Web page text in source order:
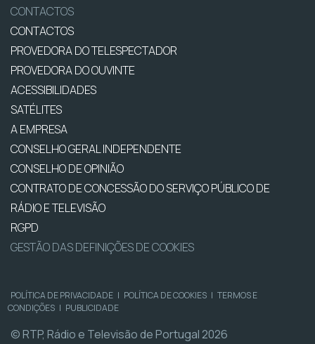
CONTACTOS
CONTACTOS
PROVEDORA DO TELESPECTADOR
PROVEDORA DO OUVINTE
ACESSIBILIDADES
SATÉLITES
A EMPRESA
CONSELHO GERAL INDEPENDENTE
CONSELHO DE OPINIÃO
CONTRATO DE CONCESSÃO DO SERVIÇO PÚBLICO DE
RÁDIO E TELEVISÃO
RGPD
GESTÃO DAS DEFINIÇÕES DE COOKIES
POLÍTICA DE PRIVACIDADE | POLÍTICA DE COOKIES | TERMOS E
CONDIÇÕES | PUBLICIDADE
© RTP, Rádio e Televisão de Portugal 2026